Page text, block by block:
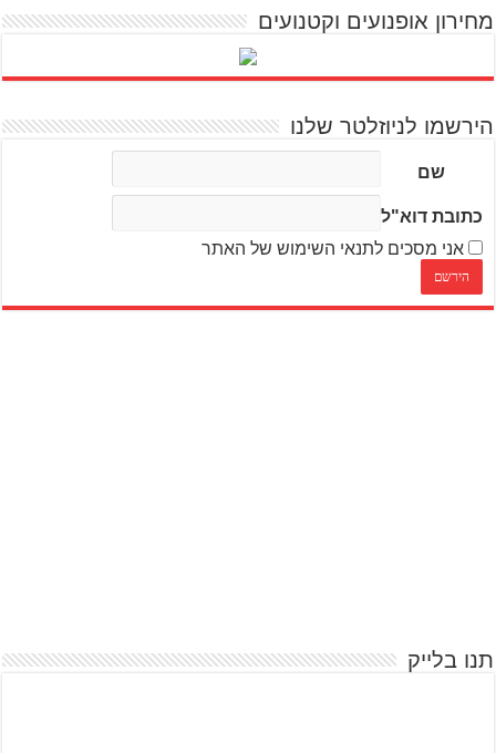
מחירון אופנועים וקטנועים
הירשמו לניוזלטר שלנו
שם
כתובת דוא"ל
אני מסכים לתנאי השימוש של האתר
תנו בלייק